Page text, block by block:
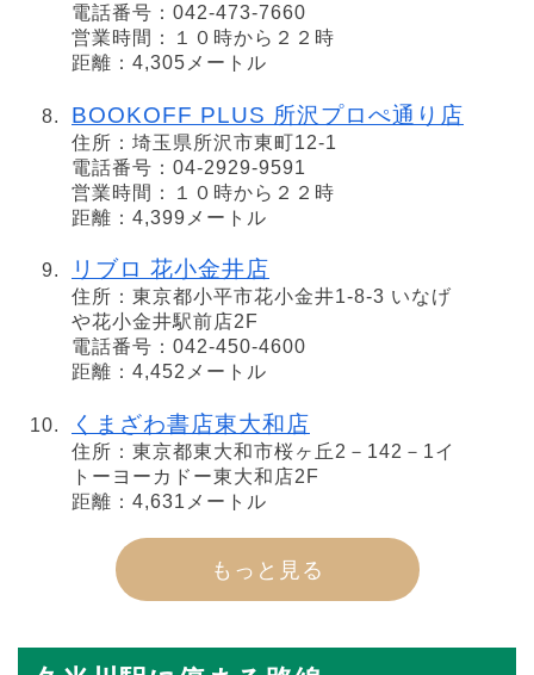
電話番号：042-473-7660
営業時間：１０時から２２時
距離：4,305メートル
BOOKOFF PLUS 所沢プロぺ通り店
住所：埼玉県所沢市東町12-1
電話番号：04-2929-9591
営業時間：１０時から２２時
距離：4,399メートル
リブロ 花小金井店
住所：東京都小平市花小金井1-8-3 いなげ
や花小金井駅前店2F
電話番号：042-450-4600
距離：4,452メートル
くまざわ書店東大和店
住所：東京都東大和市桜ヶ丘2－142－1イ
トーヨーカドー東大和店2F
距離：4,631メートル
もっと見る